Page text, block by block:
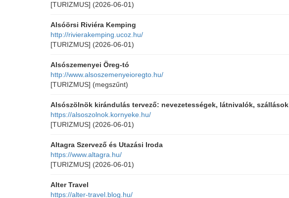
[TURIZMUS] (2026-06-01)
Alsóörsi Riviéra Kemping
http://rivierakemping.ucoz.hu/
[TURIZMUS] (2026-06-01)
Alsószemenyei Öreg-tó
http://www.alsoszemenyeioregto.hu/
[TURIZMUS] (megszűnt)
Alsószölnök kirándulás tervező: nevezetességek, látnivalók, szállások
https://alsoszolnok.kornyeke.hu/
[TURIZMUS] (2026-06-01)
Altagra Szervező és Utazási Iroda
https://www.altagra.hu/
[TURIZMUS] (2026-06-01)
Alter Travel
https://alter-travel.blog.hu/